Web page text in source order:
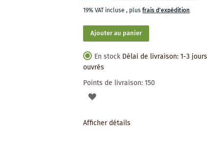
19% VAT incluse, plusfrais d'expédition
Ajouter au panier
En stock Délai de livraison: 1-3 jours
ouvrés
Points de livraison:150
AJOUTER
Afficher détails